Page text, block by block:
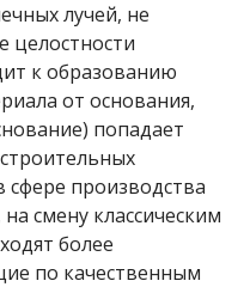
лучей, не
целостности
к образованию
от основания,
попадает
сфере производства
смену классическим
более
по качественным